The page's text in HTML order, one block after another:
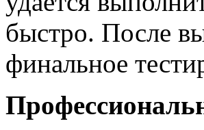
быстро. После
финальное